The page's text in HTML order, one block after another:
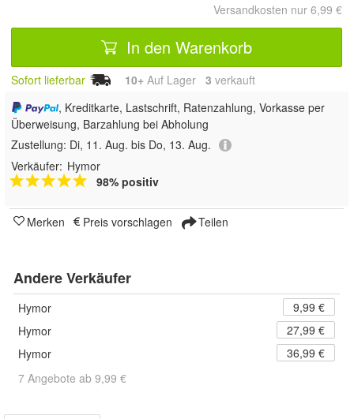
Versandkosten nur 6,99 €
In den Warenkorb
Sofort lieferbar 10+ Auf Lager 3 verkauft
, Kreditkarte, Lastschrift, Ratenzahlung, Vorkasse per
Überweisung, Barzahlung bei Abholung
Zustellung: Di, 11. Aug. bis Do, 13. Aug.
Verkäufer: Hymor
98% positiv
Merken Preis vorschlagen Teilen
Andere Verkäufer
Hymor
9,99 €
Hymor
27,99 €
Hymor
36,99 €
7 Angebote ab 9,99 €